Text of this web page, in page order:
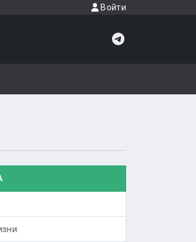
Войти